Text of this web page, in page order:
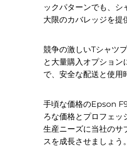
ックパターンでも、
大限のカバレッジを提
競争の激しいTシャツ
と大量購入オプショ
で、安全な配送と使用
手頃な価格のEpson
ろな価格とプロフェッ
生産ニーズに当社のサ
スを成長させましょう。